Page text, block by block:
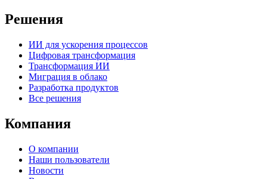
Решения
ИИ для ускорения процессов
Цифровая трансформация
Трансформация ИИ
Миграция в облако
Разработка продуктов
Все решения
Компания
О компании
Наши пользователи
Новости